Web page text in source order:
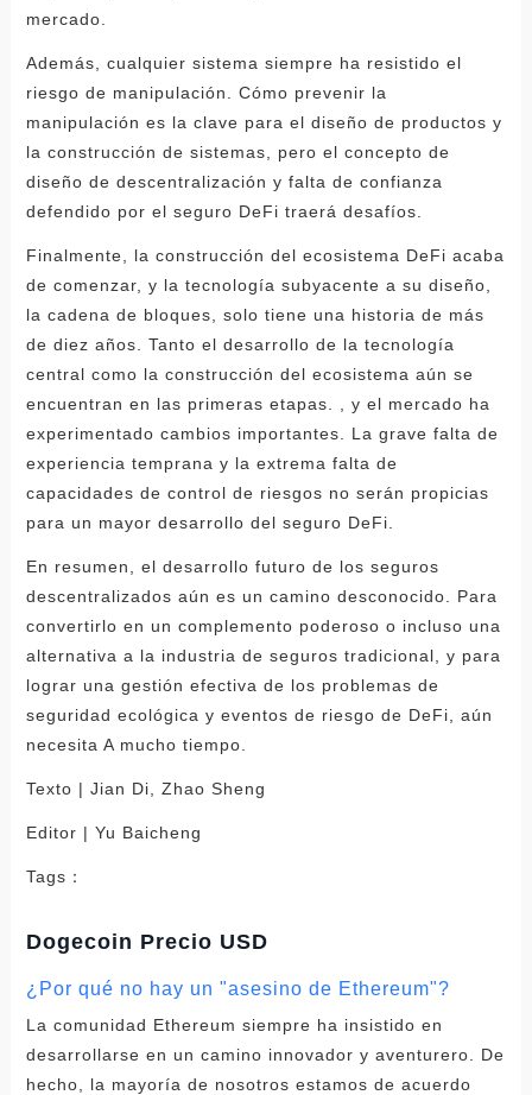
mercado.
Además, cualquier sistema siempre ha resistido el
riesgo de manipulación. Cómo prevenir la
manipulación es la clave para el diseño de productos y
la construcción de sistemas, pero el concepto de
diseño de descentralización y falta de confianza
defendido por el seguro DeFi traerá desafíos.
Finalmente, la construcción del ecosistema DeFi acaba
de comenzar, y la tecnología subyacente a su diseño,
la cadena de bloques, solo tiene una historia de más
de diez años. Tanto el desarrollo de la tecnología
central como la construcción del ecosistema aún se
encuentran en las primeras etapas. , y el mercado ha
experimentado cambios importantes. La grave falta de
experiencia temprana y la extrema falta de
capacidades de control de riesgos no serán propicias
para un mayor desarrollo del seguro DeFi.
En resumen, el desarrollo futuro de los seguros
descentralizados aún es un camino desconocido. Para
convertirlo en un complemento poderoso o incluso una
alternativa a la industria de seguros tradicional, y para
lograr una gestión efectiva de los problemas de
seguridad ecológica y eventos de riesgo de DeFi, aún
necesita A mucho tiempo.
Texto | Jian Di, Zhao Sheng
Editor | Yu Baicheng
Tags：
Dogecoin Precio USD
¿Por qué no hay un "asesino de Ethereum"?
La comunidad Ethereum siempre ha insistido en
desarrollarse en un camino innovador y aventurero. De
hecho, la mayoría de nosotros estamos de acuerdo